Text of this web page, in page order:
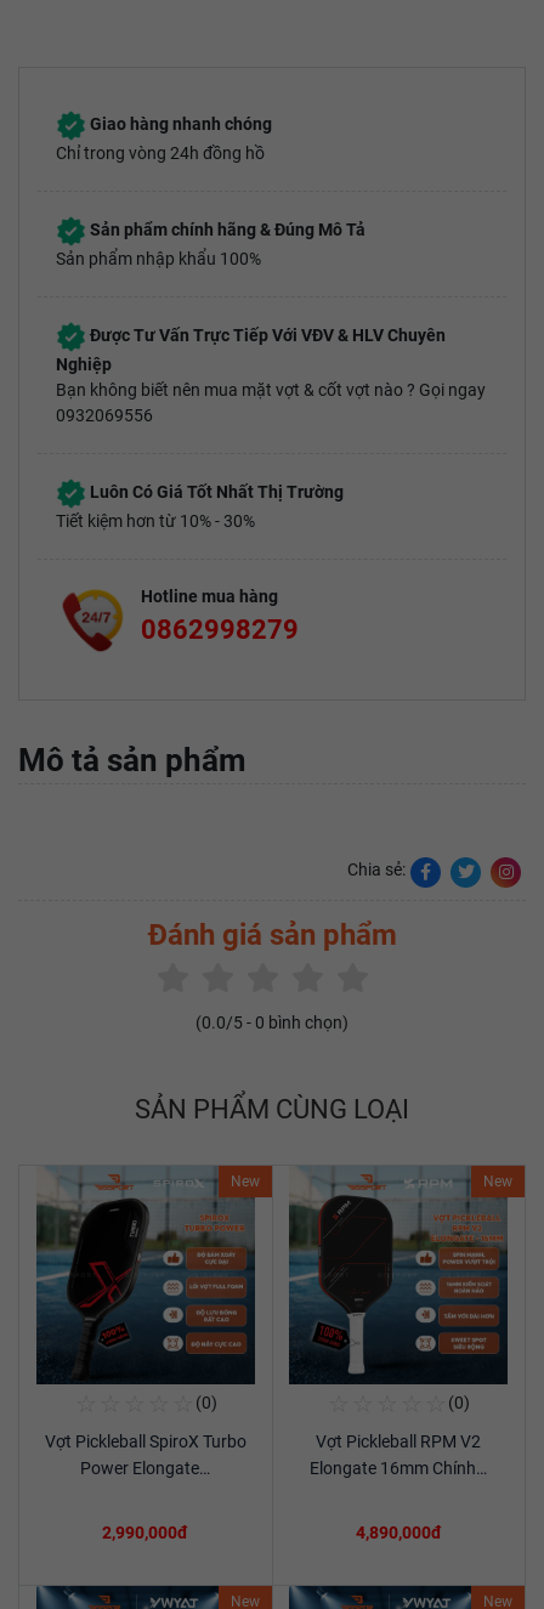
Giao hàng nhanh chóng
Chỉ trong vòng 24h đồng hồ
Sản phẩm chính hãng & Đúng Mô Tả
Sản phẩm nhập khẩu 100%
Được Tư Vấn Trực Tiếp Với VĐV & HLV Chuyên
Nghiệp
Bạn không biết nên mua mặt vợt & cốt vợt nào ? Gọi ngay
0932069556
Luôn Có Giá Tốt Nhất Thị Trường
Tiết kiệm hơn từ 10% - 30%
Hotline mua hàng
0862998279
Mô tả sản phẩm
Chia sẻ:
Đánh giá sản phẩm
(0.0/5 - 0 bình chọn)
SẢN PHẨM CÙNG LOẠI
New
Xem chi tiết
(0)
Vợt Pickleball SpiroX Turbo
Power Elongate…
2,990,000đ
New
(0)
Vợt Pickleball RPM V2
Elongate 16mm Chính…
4,890,000đ
New New